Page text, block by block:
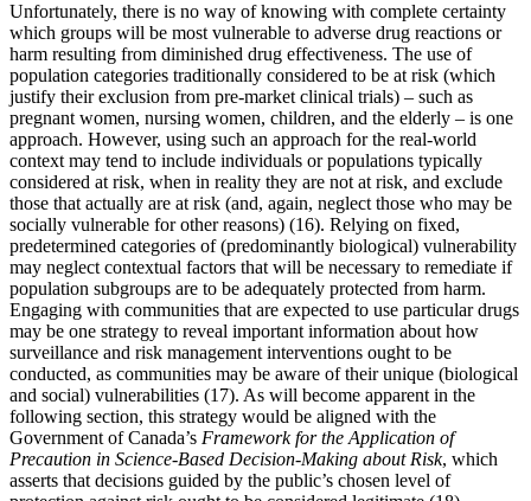
Unfortunately, there is no way of knowing with complete certainty
which groups will be most vulnerable to adverse drug reactions or
harm resulting from diminished drug effectiveness. The use of
population categories traditionally considered to be at risk (which
justify their exclusion from pre-market clinical trials) – such as
pregnant women, nursing women, children, and the elderly – is one
approach. However, using such an approach for the real-world
context may tend to include individuals or populations typically
considered at risk, when in reality they are not at risk, and exclude
those that actually are at risk (and, again, neglect those who may be
socially vulnerable for other reasons) (16). Relying on fixed,
predetermined categories of (predominantly biological) vulnerability
may neglect contextual factors that will be necessary to remediate if
population subgroups are to be adequately protected from harm.
Engaging with communities that are expected to use particular drugs
may be one strategy to reveal important information about how
surveillance and risk management interventions ought to be
conducted, as communities may be aware of their unique (biological
and social) vulnerabilities (17). As will become apparent in the
following section, this strategy would be aligned with the
Government of Canada’s Framework for the Application of
Precaution in Science-Based Decision-Making about Risk, which
asserts that decisions guided by the public’s chosen level of